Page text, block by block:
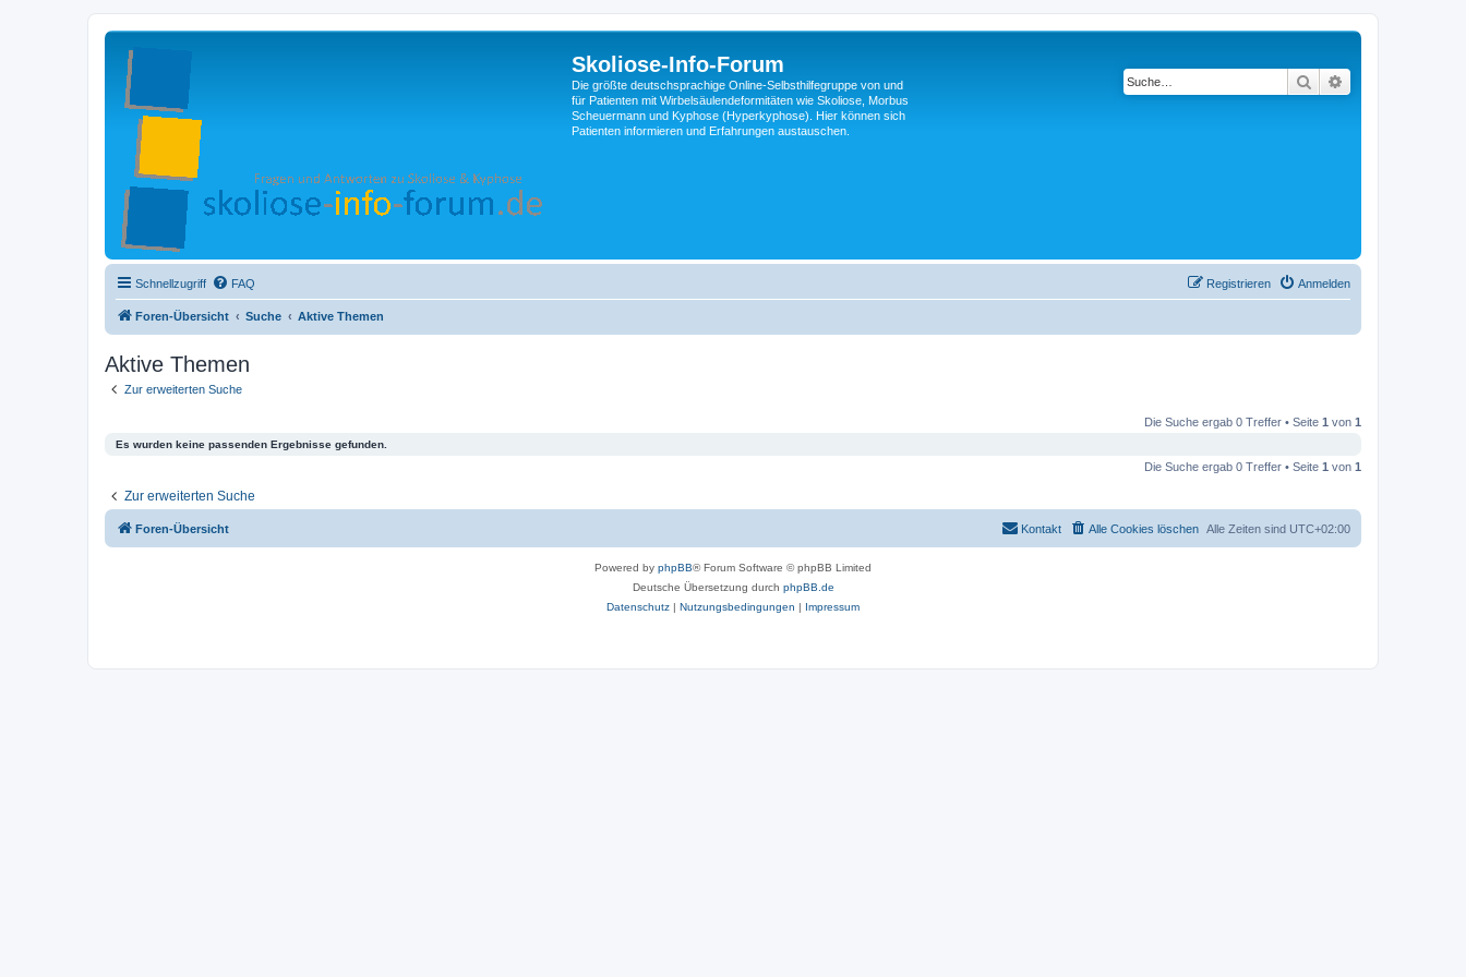
Skoliose-Info-Forum
Die größte deutschsprachige Online-Selbsthilfegruppe von und
für Patienten mit Wirbelsäulendeformitäten wie Skoliose, Morbus
Scheuermann und Kyphose (Hyperkyphose). Hier können sich
Patienten informieren und Erfahrungen austauschen.
Suche
Schnellzugriff FAQ Anmelden
Registrieren
Foren-Übersicht Suche Aktive Themen
Aktive Themen
Zur erweiterten Suche
Die Suche ergab 0 Treffer • Seite 1 von 1
Es wurden keine passenden Ergebnisse gefunden.
Die Suche ergab 0 Treffer • Seite 1 von 1
Zur erweiterten Suche
Foren-Übersicht Alle Zeiten sind UTC+02:00
Alle Cookies löschen
Kontakt
Powered by phpBB® Forum Software © phpBB Limited
Deutsche Übersetzung durch phpBB.de
Datenschutz | Nutzungsbedingungen | Impressum